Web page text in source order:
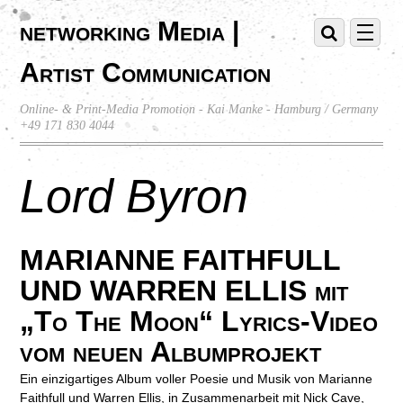
networking Media |
Artist Communication
Online- & Print-Media Promotion - Kai Manke - Hamburg / Germany
+49 171 830 4044
Lord Byron
MARIANNE FAITHFULL
UND WARREN ELLIS mit
„To The Moon“ Lyrics-Video
vom neuen Albumprojekt
Ein einzigartiges Album voller Poesie und Musik von Marianne
Faithfull und Warren Ellis, in Zusammenarbeit mit Nick Cave,